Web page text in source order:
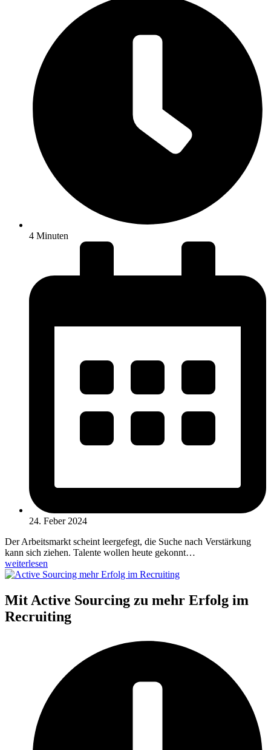
4 Minuten
24. Feber 2024
Der Arbeitsmarkt scheint leergefegt, die Suche nach Verstärkung
kann sich ziehen. Talente wollen heute gekonnt…
weiterlesen
Mit Active Sourcing zu mehr Erfolg im
Recruiting